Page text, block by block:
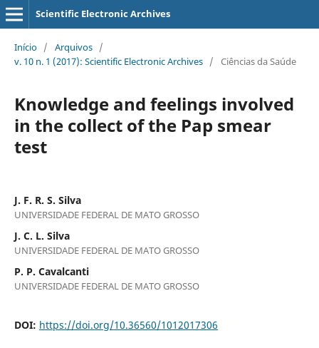
Scientific Electronic Archives
Início / Arquivos /
v. 10 n. 1 (2017): Scientific Electronic Archives / Ciências da Saúde
Knowledge and feelings involved
in the collect of the Pap smear
test
J. F. R. S. Silva
UNIVERSIDADE FEDERAL DE MATO GROSSO
J. C. L. Silva
UNIVERSIDADE FEDERAL DE MATO GROSSO
P. P. Cavalcanti
UNIVERSIDADE FEDERAL DE MATO GROSSO
DOI: https://doi.org/10.36560/1012017306